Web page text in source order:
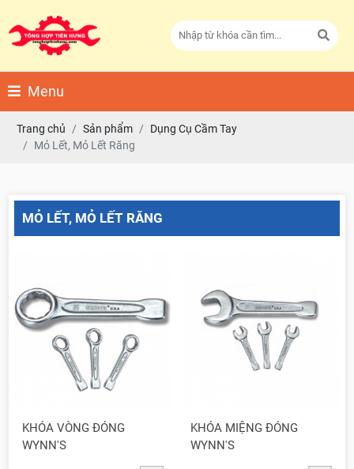
Menu
Trang chủ Sản phẩm
Dụng Cụ Cầm Tay
Mỏ Lết, Mỏ Lết Răng
MỎ LẾT, MỎ LẾT RĂNG
KHÓA VÒNG ĐÓNG
WYNN'S
KHÓA MIỆNG ĐÓNG
WYNN'S